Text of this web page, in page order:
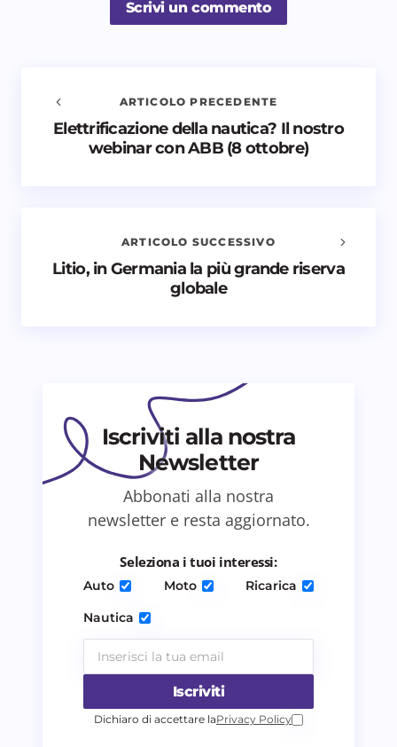
Scrivi un commento
Salva il mio nome e email in questo browser
Avvisami quando vengono aggiunti nuovi
commenti
Invia commento
ARTICOLO PRECEDENTE
Elettrificazione della nautica? Il nostro
webinar con ABB (8 ottobre)
ARTICOLO SUCCESSIVO
Litio, in Germania la più grande riserva
globale
Iscriviti alla nostra
Newsletter
Abbonati alla nostra
newsletter e resta aggiornato.
Seleziona i tuoi interessi:
Auto Moto
Ricarica
Nautica
Iscriviti
Dichiaro di accettare laPrivacy Policy